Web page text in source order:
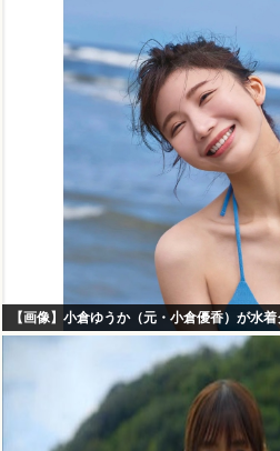
【画像】小倉ゆうか（元・小倉優香）が水